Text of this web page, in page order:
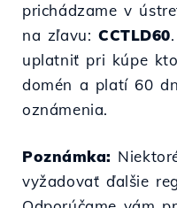
prichádzame v
na zľavu: CCTLD60
uplatniť pri kúpe
domén a platí 60
oznámenia.
Poznámka:
vyžadovať ďalšie